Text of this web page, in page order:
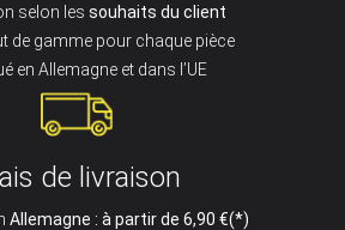
selon les souhaits du client
de gamme pour chaque pièce
en Allemagne et dans l’UE
de livraison
Allemagne : à partir de 6,90 €(*)